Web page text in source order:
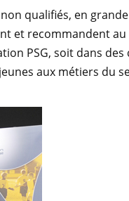
qualifiés, en
et recommandent au
PSG, soit dans
aux métiers du